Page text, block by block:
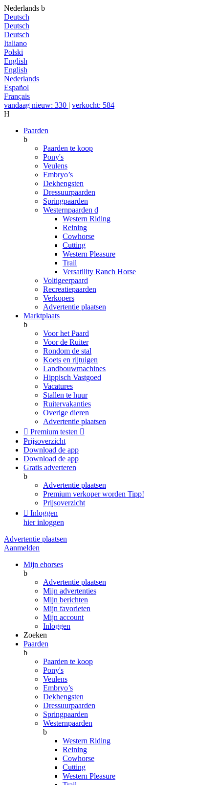
Nederlands b
Deutsch
Deutsch
Deutsch
Italiano
Polski
English
English
Nederlands
Español
Français
vandaag nieuw: 330 | verkocht: 584
H
Paarden
b
Paarden te koop
Pony's
Veulens
Embryo’s
Dekhengsten
Dressuurpaarden
Springpaarden
Westernpaarden d
Western Riding
Reining
Cowhorse
Cutting
Western Pleasure
Trail
Versatility Ranch Horse
Voltigeerpaard
Recreatiepaarden
Verkopers
Advertentie plaatsen
Marktplaats
b
Voor het Paard
Voor de Ruiter
Rondom de stal
Koets en rijtuigen
Landbouwmachines
Hippisch Vastgoed
Vacatures
Stallen te huur
Ruitervakanties
Overige dieren
Advertentie plaatsen
 Premium testen 
Prijsoverzicht
Download de app
Download de app
Gratis adverteren
b
Advertentie plaatsen
Premium verkoper worden Tipp!
Prijsoverzicht
 Inloggen
hier inloggen
Advertentie plaatsen
Aanmelden
Mijn ehorses
b
Advertentie plaatsen
Mijn advertenties
Mijn berichten
Mijn favorieten
Mijn account
Inloggen
Zoeken
Paarden
b
Paarden te koop
Pony's
Veulens
Embryo’s
Dekhengsten
Dressuurpaarden
Springpaarden
Westernpaarden
b
Western Riding
Reining
Cowhorse
Cutting
Western Pleasure